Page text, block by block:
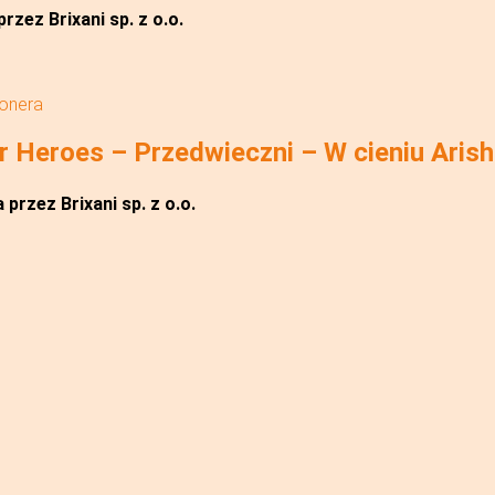
Brixani sp. z o.o.
Heroes – Przedwieczni – W cieniu
Brixani sp. z o.o.